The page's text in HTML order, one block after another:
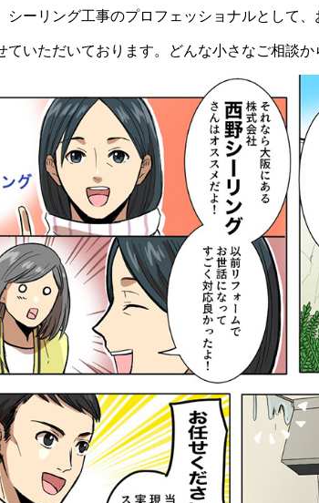
シーリング工事のプロフェッショナルとして
ていただいております。どんな小さなご相談